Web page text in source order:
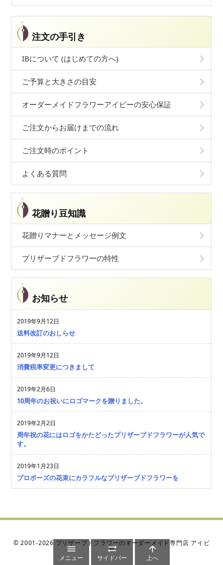
注文の手引き
IBについて (はじめての方へ)
ご予算と大きさの目安
オーダーメイドフラワーアイビーの安心保証
ご注文からお届けまでの流れ
ご注文時のポイント
よくある質問
花贈り豆知識
花贈りマナーとメッセージ例文
プリザーブドフラワーの特性
お知らせ
2019年9月12日
送料改訂のおしらせ
2019年9月12日
消費税率変更につきまして
2019年2月6日
10周年のお祝いにロゴマークを贈りました。
2019年2月2日
周年祝の花にはロゴをかたどったプリザーブドフラワーが人気で
す。
2019年1月23日
プロポーズの花束にカラフルなプリザーブドフラワーを
©2001-2026 プリザーブドフラワーのオーダーメイド専門店 アイビ
ー

メニュー

サイドバー

上へ